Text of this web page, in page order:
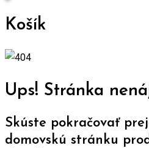
Košík
Ups! Stránka
Skúste pokračovať
domovskú stránku